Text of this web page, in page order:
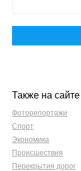
Также на сайте
Фоторепортажи
Спорт
Экономика
Происшествия
Перекрытия дорог